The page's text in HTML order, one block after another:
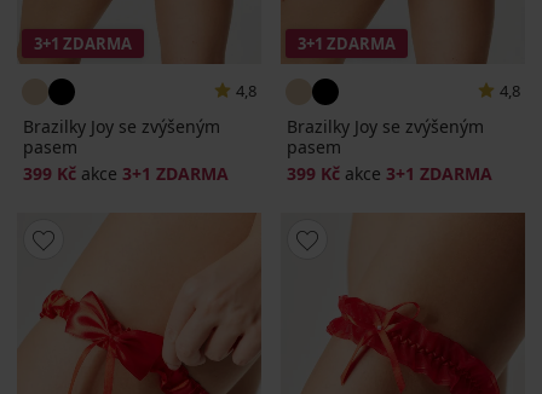
3+1 ZDARMA
4,8
Brazilky Joy se zvýšeným
pasem
399 Kč akce 3+1 ZDARMA
3+1 ZDARMA
4,8
Brazilky Joy se zvýšeným
pasem
399 Kč akce 3+1 ZDARMA